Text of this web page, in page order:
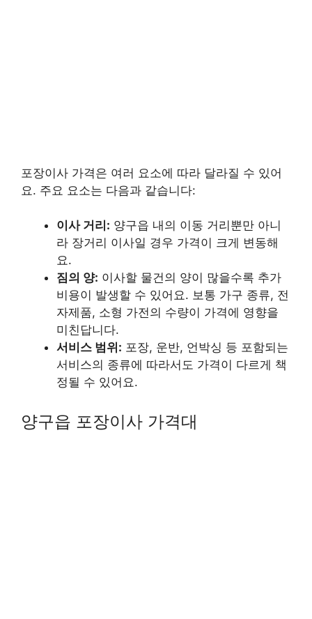
포장이사 가격은 여러 요소에 따라 달라질 수 있어
요. 주요 요소는 다음과 같습니다:
이사 거리: 양구읍 내의 이동 거리뿐만 아니
라 장거리 이사일 경우 가격이 크게 변동해
요.
짐의 양: 이사할 물건의 양이 많을수록 추가
비용이 발생할 수 있어요. 보통 가구 종류, 전
자제품, 소형 가전의 수량이 가격에 영향을
미친답니다.
서비스 범위: 포장, 운반, 언박싱 등 포함되는
서비스의 종류에 따라서도 가격이 다르게 책
정될 수 있어요.
양구읍 포장이사 가격대